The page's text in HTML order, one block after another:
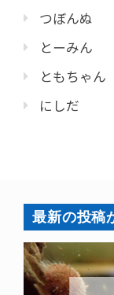
つぼんぬ
とーみん
ともちゃん
にしだ
最新の投稿